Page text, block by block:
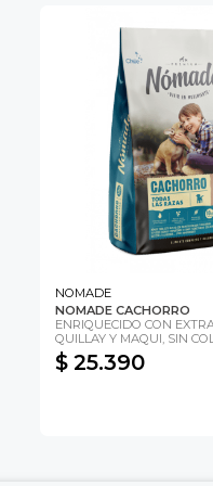
NOMADE
NOMADE CACHORRO
ENRIQUECIDO CON
QUILLAY Y MAQUI, SIN
$ 25.390